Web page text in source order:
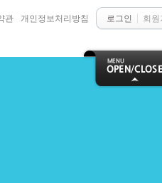
로그인 회원
관 개인정보처리방침